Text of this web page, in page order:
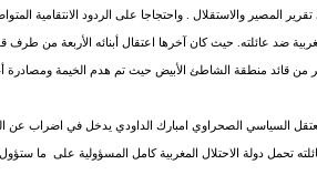
المصير والاستقلال . واحتجاجا على الردود الانتقامية
ضد عائلته. حيث كان آخرها اعتقال أبنائه الأربعة من
من قائد منطقة الشاطئ الأبيض حيث تم هدم الخيمة ومصادرة
السياسي الصحراوي امبارك الداودي يدخل في اضراب
تحمل دولة الاحتلال المغربية كامل المسؤولية على ما ستؤول